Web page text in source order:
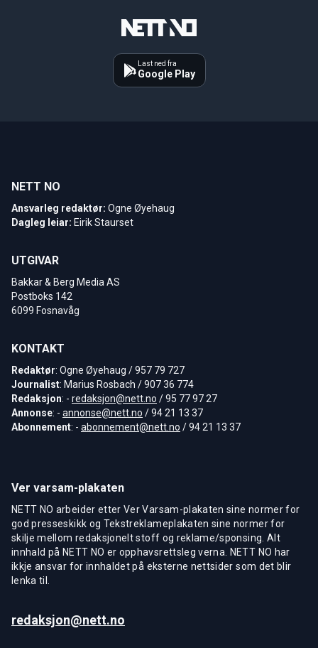
Last ned fra
Google Play
NETT NO
Ansvarleg redaktør: Ogne Øyehaug
Dagleg leiar: Eirik Staurset
UTGIVAR
Bakkar & Berg Media AS
Postboks 142
6099 Fosnavåg
KONTAKT
Redaktør: Ogne Øyehaug / 957 79 727
Journalist: Marius Rosbach / 907 36 774
Redaksjon: - redaksjon@nett.no / 95 77 97 27
Annonse: - annonse@nett.no / 94 21 13 37
Abonnement: - abonnement@nett.no / 94 21 13 37
Ver varsam-plakaten
NETT NO arbeider etter Ver Varsam-plakaten sine normer for
god presseskikk og Tekstreklameplakaten sine normer for
skilje mellom redaksjonelt stoff og reklame/sponsing. Alt
innhald på NETT NO er opphavsrettsleg verna. NETT NO har
ikkje ansvar for innhaldet på eksterne nettsider som det blir
lenka til.
redaksjon@nett.no